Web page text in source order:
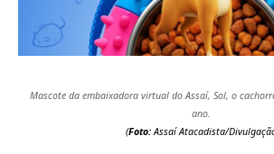
Mascote da embaixadora virtual do Assaí, Sol, o
ano.
(Foto:Assaí Atacadista/